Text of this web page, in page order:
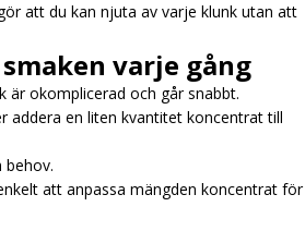
att du kan njuta av varje klunk utan att
varje gång
är okomplicerad och går snabbt.
addera en liten kvantitet koncentrat till
behov.
att anpassa mängden koncentrat för